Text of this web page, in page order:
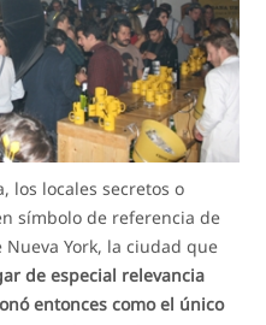
los locales secretos o
símbolo de referencia de
York, la ciudad que
de especial relevancia
entonces como el único